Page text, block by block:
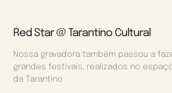
Red Star @ Tarantino Cultural
Nossa gravadora também passou a
grandes festivais, realizados no
da Tarantino